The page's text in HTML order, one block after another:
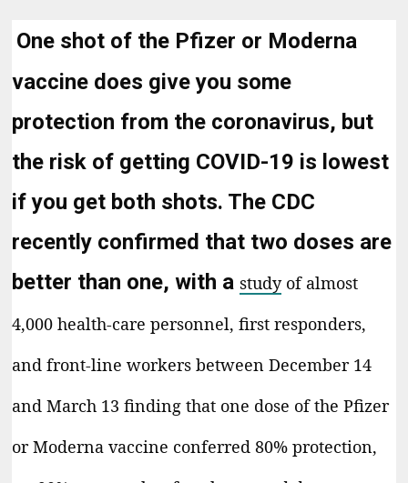
One shot of the Pfizer or Moderna
vaccine does give you some
protection from the coronavirus, but
the risk of getting COVID-19 is lowest
if you get both shots. The CDC
recently confirmed that two doses are
better than one, with a studyof almost
4,000 health-care personnel, first responders,
and front-line workers between December 14
and March 13 finding that one dose of the Pfizer
or Moderna vaccine conferred 80% protection,